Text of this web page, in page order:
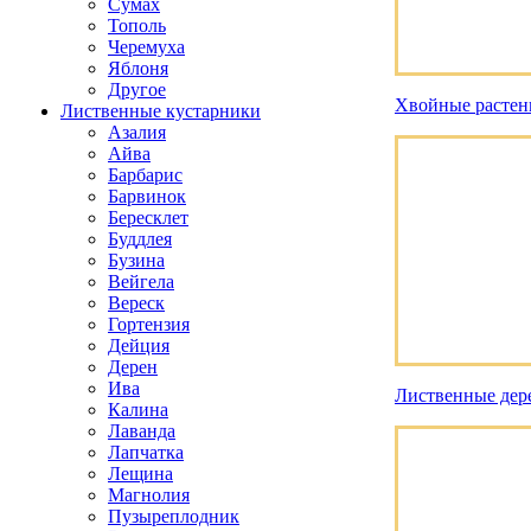
Сумах
Тополь
Черемуха
Яблоня
Другое
Лиственные кустарники
Азалия
Айва
Барбарис
Барвинок
Бересклет
Буддлея
Бузина
Вейгела
Вереск
Гортензия
Дейция
Дерен
Ива
Калина
Лаванда
Лапчатка
Лещина
Магнолия
Пузыреплодник
Хвойные
Лиственные